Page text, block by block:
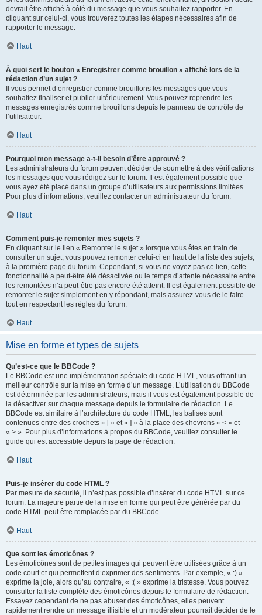
devrait être affiché à côté du message que vous souhaitez rapporter. En
cliquant sur celui-ci, vous trouverez toutes les étapes nécessaires afin de
rapporter le message.
Haut
À quoi sert le bouton « Enregistrer comme brouillon » affiché lors de la
rédaction d’un sujet ?
Il vous permet d’enregistrer comme brouillons les messages que vous
souhaitez finaliser et publier ultérieurement. Vous pouvez reprendre les
messages enregistrés comme brouillons depuis le panneau de contrôle de
l’utilisateur.
Haut
Pourquoi mon message a-t-il besoin d’être approuvé ?
Les administrateurs du forum peuvent décider de soumettre à des vérifications
les messages que vous rédigez sur le forum. Il est également possible que
vous ayez été placé dans un groupe d’utilisateurs aux permissions limitées.
Pour plus d’informations, veuillez contacter un administrateur du forum.
Haut
Comment puis-je remonter mes sujets ?
En cliquant sur le lien « Remonter le sujet » lorsque vous êtes en train de
consulter un sujet, vous pouvez remonter celui-ci en haut de la liste des sujets,
à la première page du forum. Cependant, si vous ne voyez pas ce lien, cette
fonctionnalité a peut-être été désactivée ou le temps d’attente nécessaire entre
les remontées n’a peut-être pas encore été atteint. Il est également possible de
remonter le sujet simplement en y répondant, mais assurez-vous de le faire
tout en respectant les règles du forum.
Haut
Mise en forme et types de sujets
Qu’est-ce que le BBCode ?
Le BBCode est une implémentation spéciale du code HTML, vous offrant un
meilleur contrôle sur la mise en forme d’un message. L’utilisation du BBCode
est déterminée par les administrateurs, mais il vous est également possible de
la désactiver sur chaque message depuis le formulaire de rédaction. Le
BBCode est similaire à l’architecture du code HTML, les balises sont
contenues entre des crochets « [ » et « ] » à la place des chevrons « < » et
« > ». Pour plus d’informations à propos du BBCode, veuillez consulter le
guide qui est accessible depuis la page de rédaction.
Haut
Puis-je insérer du code HTML ?
Par mesure de sécurité, il n’est pas possible d’insérer du code HTML sur ce
forum. La majeure partie de la mise en forme qui peut être générée par du
code HTML peut être remplacée par du BBCode.
Haut
Que sont les émoticônes ?
Les émoticônes sont de petites images qui peuvent être utilisées grâce à un
code court et qui permettent d’exprimer des sentiments. Par exemple, « :) »
exprime la joie, alors qu’au contraire, « :( » exprime la tristesse. Vous pouvez
consulter la liste complète des émoticônes depuis le formulaire de rédaction.
Essayez cependant de ne pas abuser des émoticônes, elles peuvent
rapidement rendre un message illisible et un modérateur pourrait décider de le